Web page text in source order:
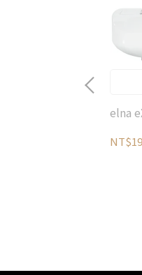
elna